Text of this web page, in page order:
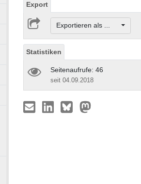
Export
Exportieren als ...
Statistiken
Seitenaufrufe: 46
seit 04.09.2018